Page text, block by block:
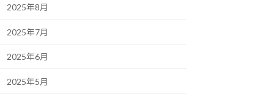
2025年8月
2025年7月
2025年6月
2025年5月